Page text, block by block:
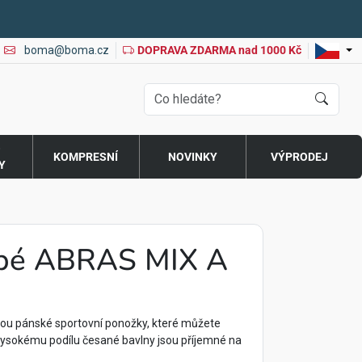
boma@boma.cz DOPRAVA ZDARMA nad 1000 Kč
KOMPRESNÍ NOVINKY VÝPRODEJ
ABRAS MIX A
pánské sportovní ponožky, které můžete
podílu česané bavlny jsou příjemné na